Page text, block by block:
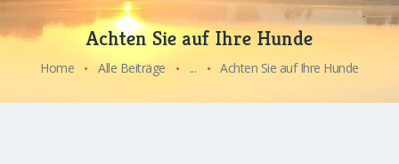
Achten Sie auf Ihre Hunde
Home Alle Beiträge ... Achten Sie auf Ihre Hunde